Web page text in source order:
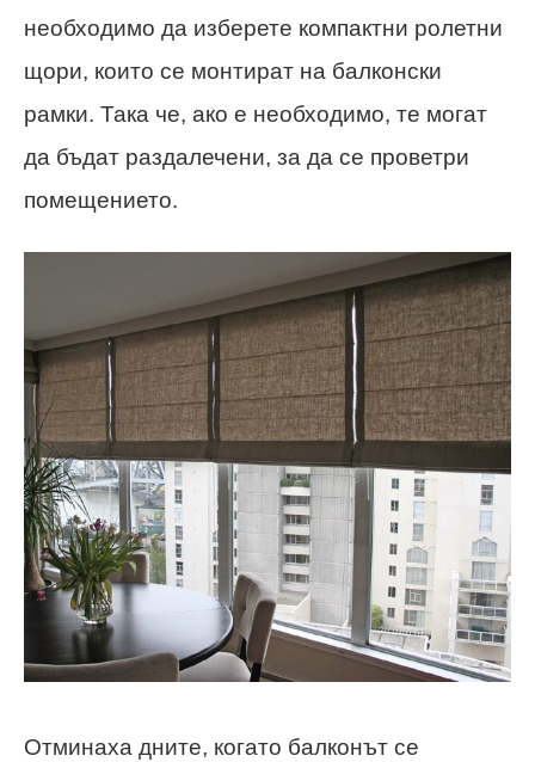
необходимо да изберете компактни ролетни
щори, които се монтират на балконски
рамки. Така че, ако е необходимо, те могат
да бъдат раздалечени, за да се проветри
помещението.
Отминаха дните, когато балконът се